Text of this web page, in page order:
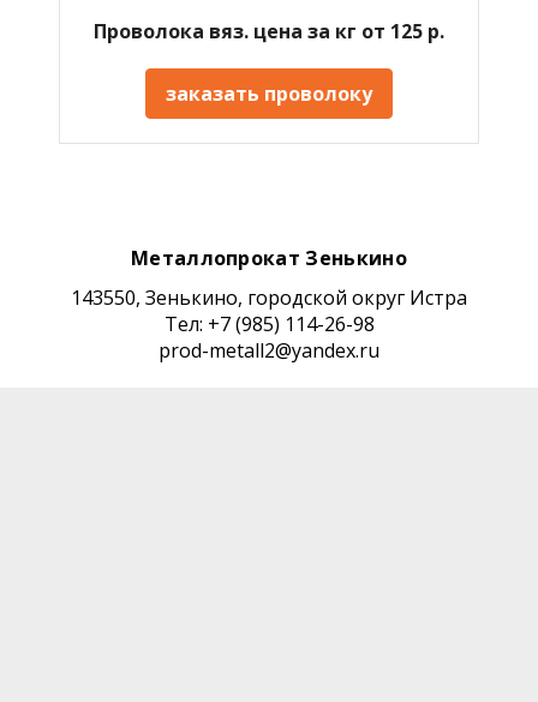
Проволока вяз. цена за кг от 125 р.
заказать проволоку
Металлопрокат Зенькино
143550, Зенькино, городской округ Истра
Тел: +7 (985) 114-26-98
prod-metall2@yandex.ru